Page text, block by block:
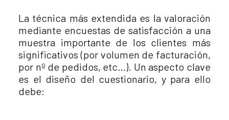
La técnica más extendida es la valoración
mediante encuestas de satisfacción a una
muestra importante de los clientes más
significativos (por volumen de facturación,
por nº de pedidos, etc…). Un aspecto clave
es el diseño del cuestionario, y para ello
debe: